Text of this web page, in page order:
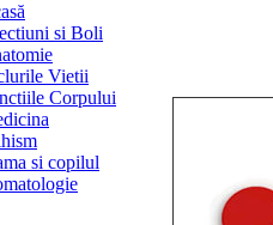
si Boli
Vietii
Corpului
si copilul